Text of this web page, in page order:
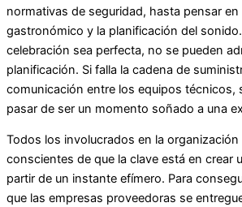
normativas de seguridad, hasta pensar en
gastronómico y la planificación del sonido.
celebración sea perfecta, no se pueden
planificación. Si falla la cadena de
comunicación entre los equipos técnicos,
pasar de ser un momento soñado a una
Todos los involucrados en la organización
conscientes de que la clave está en crear
partir de un instante efímero. Para
que las empresas proveedoras se